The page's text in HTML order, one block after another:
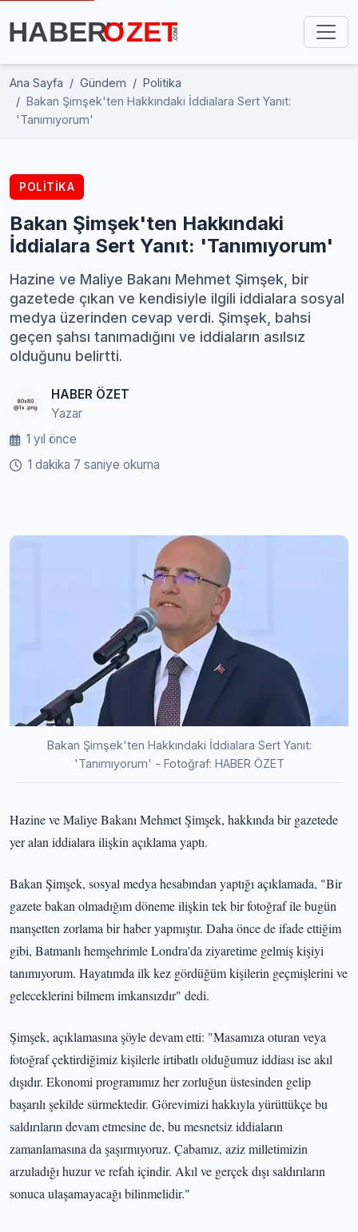
Ana Sayfa Gündem
Politika
Bakan Şimşek'ten Hakkındaki İddialara Sert Yanıt:
'Tanımıyorum'
POLITIKA
Bakan Şimşek'ten Hakkındaki
İddialara Sert Yanıt: 'Tanımıyorum'
Hazine ve Maliye Bakanı Mehmet Şimşek, bir
gazetede çıkan ve kendisiyle ilgili iddialara sosyal
medya üzerinden cevap verdi. Şimşek, bahsi
geçen şahsı tanımadığını ve iddiaların asılsız
olduğunu belirtti.
HABER ÖZET
Yazar
1 yıl önce
1 dakika 7 saniye okuma
Bakan Şimşek'ten Hakkındaki İddialara Sert Yanıt:
'Tanımıyorum' - Fotoğraf: HABER ÖZET
Hazine ve Maliye Bakanı Mehmet Şimşek, hakkında bir gazetede
yer alan iddialara ilişkin açıklama yaptı.
Bakan Şimşek, sosyal medya hesabından yaptığı açıklamada, "Bir
gazete bakan olmadığım döneme ilişkin tek bir fotoğraf ile bugün
manşetten zorlama bir haber yapmıştır. Daha önce de ifade ettiğim
gibi, Batmanlı hemşehrimle Londra'da ziyaretime gelmiş kişiyi
tanımıyorum. Hayatımda ilk kez gördüğüm kişilerin geçmişlerini ve
geleceklerini bilmem imkansızdır" dedi.
Şimşek, açıklamasına şöyle devam etti: "Masamıza oturan veya
fotoğraf çektirdiğimiz kişilerle irtibatlı olduğumuz iddiası ise akıl
dışıdır. Ekonomi programımız her zorluğun üstesinden gelip
başarılı şekilde sürmektedir. Görevimizi hakkıyla yürüttükçe bu
saldırıların devam etmesine de, bu mesnetsiz iddiaların
zamanlamasına da şaşırmıyoruz. Çabamız, aziz milletimizin
arzuladığı huzur ve refah içindir. Akıl ve gerçek dışı saldırıların
sonuca ulaşamayacağı bilinmelidir."